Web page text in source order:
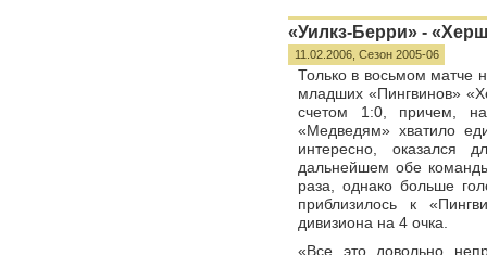
«Уилкз-Берри» -
11.02.2006, Сезон 2005-06
Только в восьмом матче
младших «Пингвинов»
счетом 1:0, причем,
«Медведям» хватило
интересно, оказался
дальнейшем обе
раза, однако больше
приблизилось к
дивизиона на 4 очка.
«Все это довольно